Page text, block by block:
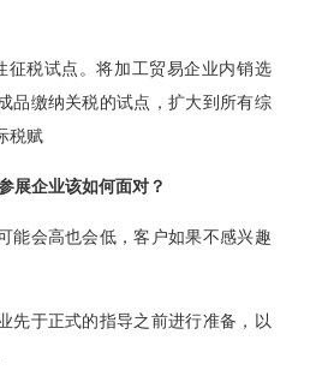
征税试点。将加工贸易企业内销选
品缴纳关税的试点，扩大到所有综
税赋
展企业该如何面对？
能会高也会低，客户如果不感兴趣
先于正式的指导之前进行准备，以